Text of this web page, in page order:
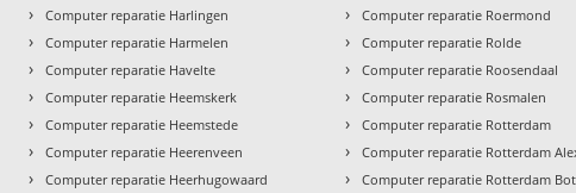
› Computer reparatie Harlingen
› Computer reparatie Harmelen
› Computer reparatie Havelte
› Computer reparatie Heemskerk
› Computer reparatie Heemstede
› Computer reparatie Heerenveen
› Computer reparatie Heerhugowaard
› Computer reparatie Roermond
› Computer reparatie Rolde
› Computer reparatie Roosendaal
› Computer reparatie Rosmalen
› Computer reparatie Rotterdam
› Computer reparatie Rotterdam
› Computer reparatie Rotterdam